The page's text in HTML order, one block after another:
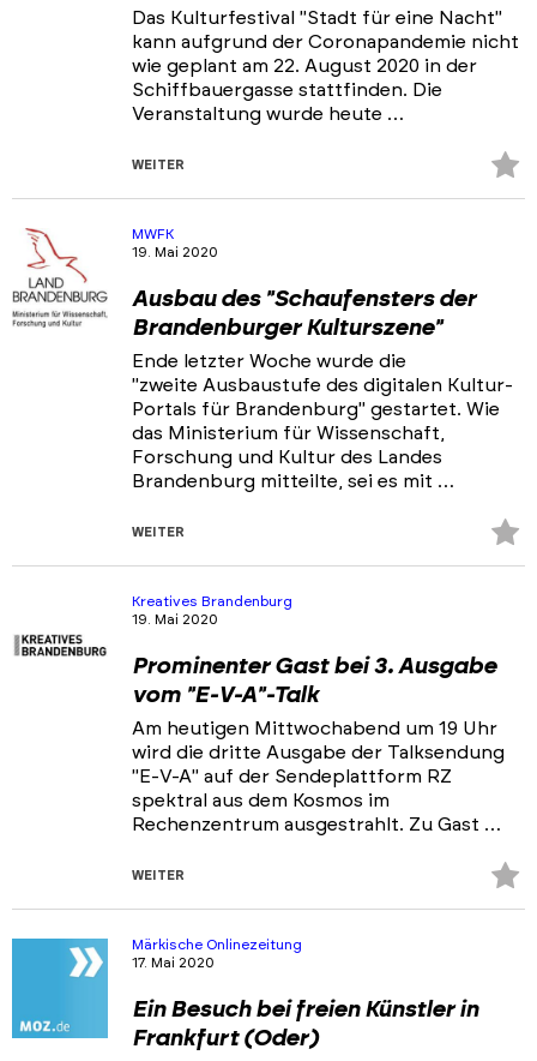
Das Kulturfestival "Stadt für eine Nacht"
kann aufgrund der Coronapandemie nicht
wie geplant am 22. August 2020 in der
Schiffbauergasse stattfinden. Die
Veranstaltung wurde heute …
WEITER
MWFK
19. Mai 2020
Ausbau des "Schaufensters der
Brandenburger Kulturszene"
Ende letzter Woche wurde die
"zweite Ausbaustufe des digitalen Kultur-
Portals für Brandenburg" gestartet. Wie
das Ministerium für Wissenschaft,
Forschung und Kultur des Landes
Brandenburg mitteilte, sei es mit …
WEITER
Kreatives Brandenburg
19. Mai 2020
Prominenter Gast bei 3. Ausgabe
vom "E-V-A"-Talk
Am heutigen Mittwochabend um 19 Uhr
wird die dritte Ausgabe der Talksendung
"E-V-A" auf der Sendeplattform RZ
spektral aus dem Kosmos im
Rechenzentrum ausgestrahlt. Zu Gast …
WEITER
Märkische Onlinezeitung
17. Mai 2020
Ein Besuch bei freien Künstler in
Frankfurt (Oder)